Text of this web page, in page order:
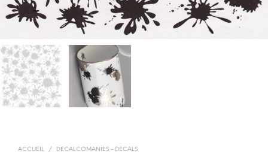
ACCUEIL / DECALCOMANIES - DECALS